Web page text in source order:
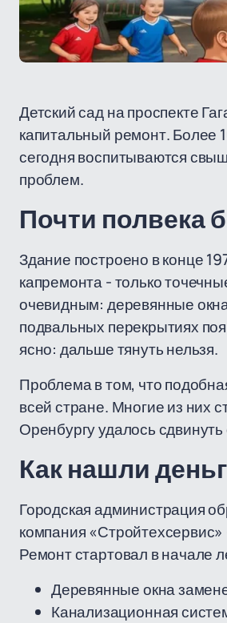
Детский сад на проспекте
капитальный ремонт. Более
сегодня воспитываются
проблем.
Почти полвека
Здание построено в конце
капремонта - только
очевидным: деревянные
подвальных перекрытиях
ясно: дальше тянуть нельзя.
Проблема в том, что
всей стране. Многие из них
Оренбургу удалось
Как нашли
Городская администрация
компания
Ремонт стартовал в начале
Деревянные окна
Канализационная